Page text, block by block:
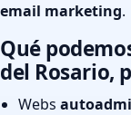
email marketing.
Qué
del Rosario,
Webs